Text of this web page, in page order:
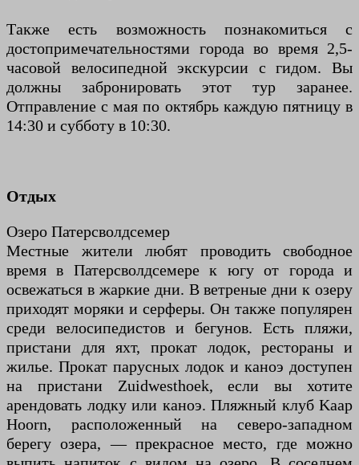
Также есть возможность познакомиться с
достопримечательностями города во время 2,5-
часовой велосипедной экскурсии с гидом. Вы
должны забронировать этот тур заранее.
Отправление с мая по октябрь каждую пятницу в
14:30 и субботу в 10:30.
Отдых
Озеро Патерсволдсемер
Местные жители любят проводить свободное
время в Патерсволдсемере к югу от города и
освежаться в жаркие дни. В ветреные дни к озеру
приходят моряки и серферы. Он также популярен
среди велосипедистов и бегунов. Есть пляжи,
пристани для яхт, прокат лодок, рестораны и
жилье. Прокат парусных лодок и каноэ доступен
на пристани Zuidwesthoek, если вы хотите
арендовать лодку или каноэ. Пляжный клуб Kaap
Hoorn, расположенный на северо-западном
берегу озера, — прекрасное место, где можно